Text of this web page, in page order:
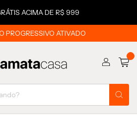
ACIMA DE R$ 999
PROGRESSIVO ATIVADO